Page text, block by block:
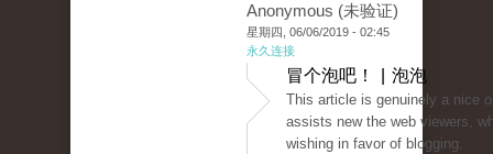
Anonymous (未验证)
星期四, 06/06/2019 - 02:45
永久连接
冒个泡吧！ | 泡泡
This article is genuinely a nice
assists new the web viewers,
wishing in favor of blogging.